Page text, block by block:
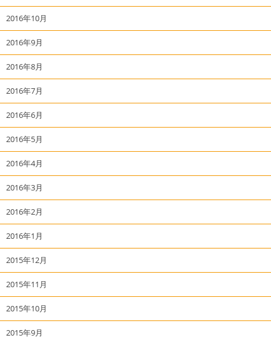
2016年10月
2016年9月
2016年8月
2016年7月
2016年6月
2016年5月
2016年4月
2016年3月
2016年2月
2016年1月
2015年12月
2015年11月
2015年10月
2015年9月